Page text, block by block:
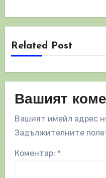
Related Post
Вашият
Вашият имейл адрес
Задължителните
Коментар: *